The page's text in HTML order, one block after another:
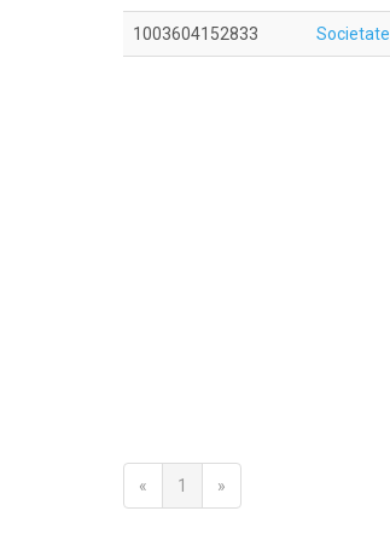
1003604152833
« 1 »